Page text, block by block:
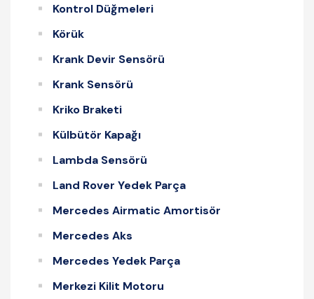
Kontrol Düğmeleri
Körük
Krank Devir Sensörü
Krank Sensörü
Kriko Braketi
Külbütör Kapağı
Lambda Sensörü
Land Rover Yedek Parça
Mercedes Airmatic Amortisör
Mercedes Aks
Mercedes Yedek Parça
Merkezi Kilit Motoru